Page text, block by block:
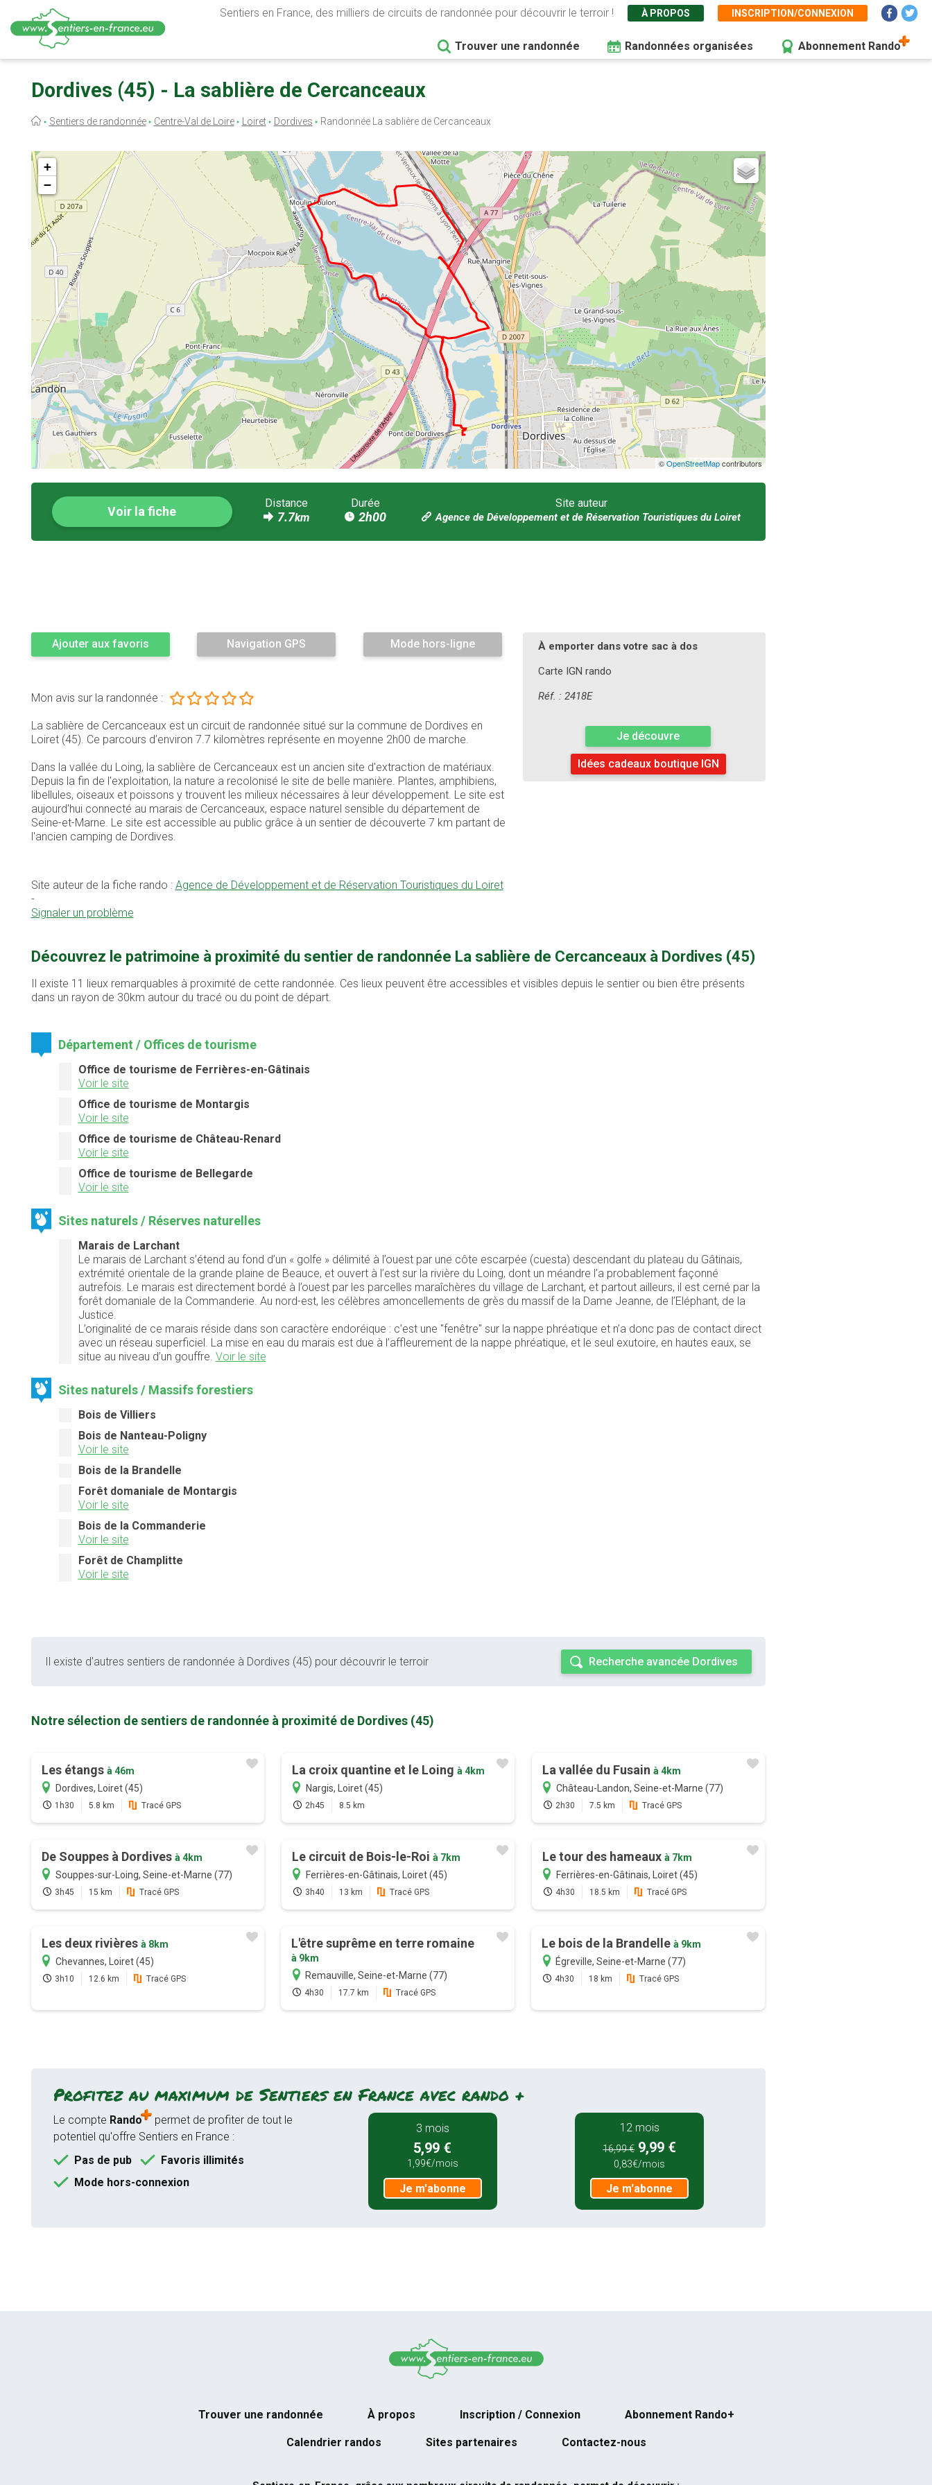
contenu
Sentiers en France, des milliers de circuits de randonnée pour découvrir le terroir ! À PROPOS INSCRIPTION/CONNEXION
Trouver une randonnée Randonnées organisées Abonnement Rando
Dordives (45) - La sablière de Cercanceaux
Fil
Sentiers de randonnée Centre-Val de Loire Loiret Dordives Randonnée La sablière de Cercanceaux
+
−
©OpenStreetMapcontributors
Voir la fiche
Distance
7.7km
Durée
2h00
Site auteur
Agence de Développement et de Réservation Touristiques du Loiret
Ajouter aux favoris Navigation GPS Mode hors-ligne
Mon avis sur la randonnée :
La sablière de Cercanceaux est un circuit de randonnée situé sur la commune de Dordives en
Loiret (45). Ce parcours d’environ 7.7 kilomètres représente en moyenne 2h00 de marche.
Dans la vallée du Loing, la sablière de Cercanceaux est un ancien site d'extraction de matériaux.
Depuis la fin de l'exploitation, la nature a recolonisé le site de belle manière. Plantes, amphibiens,
libellules, oiseaux et poissons y trouvent les milieux nécessaires à leur développement. Le site est
aujourd'hui connecté au marais de Cercanceaux, espace naturel sensible du département de
Seine-et-Marne. Le site est accessible au public grâce à un sentier de découverte 7 km partant de
l'ancien camping de Dordives.
Site auteur de la fiche rando : Agence de Développement et de Réservation Touristiques du Loiret
-
Signaler un problème
À emporter dans votre sac à dos
Carte IGN rando
Réf. : 2418E
Je découvre
Idées cadeaux boutique IGN
Découvrez le patrimoine à proximité du sentier de randonnée La sablière de Cercanceaux à Dordives (45)
Il existe 11 lieux remarquables à proximité de cette randonnée. Ces lieux peuvent être accessibles et visibles depuis le sentier ou bien être présents
dans un rayon de 30km autour du tracé ou du point de départ.
Département / Offices de tourisme
Office de tourisme de Ferrières-en-Gâtinais
Voir le site
Office de tourisme de Montargis
Voir le site
Office de tourisme de Château-Renard
Voir le site
Office de tourisme de Bellegarde
Voir le site
Sites naturels / Réserves naturelles
Marais de Larchant
Le marais de Larchant s’étend au fond d’un « golfe » délimité à l’ouest par une côte escarpée (cuesta) descendant du plateau du Gâtinais,
extrémité orientale de la grande plaine de Beauce, et ouvert à l’est sur la rivière du Loing, dont un méandre l’a probablement façonné
autrefois. Le marais est directement bordé à l’ouest par les parcelles maraîchères du village de Larchant, et partout ailleurs, il est cerné par la
forêt domaniale de la Commanderie. Au nord-est, les célèbres amoncellements de grès du massif de la Dame Jeanne, de l’Eléphant, de la
Justice.
L’originalité de ce marais réside dans son caractère endoréique : c’est une "fenêtre" sur la nappe phréatique et n’a donc pas de contact direct
avec un réseau superficiel. La mise en eau du marais est due à l’affleurement de la nappe phréatique, et le seul exutoire, en hautes eaux, se
situe au niveau d’un gouffre. Voir le site
Sites naturels / Massifs forestiers
Bois de Villiers
Bois de Nanteau-Poligny
Voir le site
Bois de la Brandelle
Forêt domaniale de Montargis
Voir le site
Bois de la Commanderie
Voir le site
Forêt de Champlitte
Voir le site
Il existe d'autres sentiers de randonnée à Dordives (45) pour découvrir le terroir Recherche avancée Dordives
Notre sélection de sentiers de randonnée à proximité de Dordives (45)
Les étangs à 46m
Dordives, Loiret (45)
1h30 5.8 km Tracé GPS
La croix quantine et le Loing à 4km
Nargis, Loiret (45)
2h45 8.5 km
La vallée du Fusain à 4km
Château-Landon, Seine-et-Marne (77)
2h30 7.5 km Tracé GPS
De Souppes à Dordives à 4km
Souppes-sur-Loing, Seine-et-Marne (77)
3h45 15 km Tracé GPS
Le circuit de Bois-le-Roi à 7km
Ferrières-en-Gâtinais, Loiret (45)
3h40 13 km Tracé GPS
Le tour des hameaux à 7km
Ferrières-en-Gâtinais, Loiret (45)
4h30 18.5 km Tracé GPS
Les deux rivières à 8km
Chevannes, Loiret (45)
3h10 12.6 km Tracé GPS
L'être suprême en terre romaine
à 9km
Remauville, Seine-et-Marne (77)
4h30 17.7 km Tracé GPS
Le bois de la Brandelleà 9km
Égreville, Seine-et-Marne (77)
4h30 18 km Tracé GPS
Profitez au maximum de Sentiers en France avec rando +
Le compte Rando
permet de profiter de tout le
potentiel qu'offre Sentiers en France :
Pas de pub
Favoris illimités
Mode hors-connexion
3 mois
5,99 €
1,99€/mois
Je m'abonne
12 mois
16,99 €9,99 €
0,83€/mois
Je m'abonne
Trouver une randonnée À propos Inscription / Connexion Abonnement Rando+
Calendrier randos Sites partenaires Contactez-nous